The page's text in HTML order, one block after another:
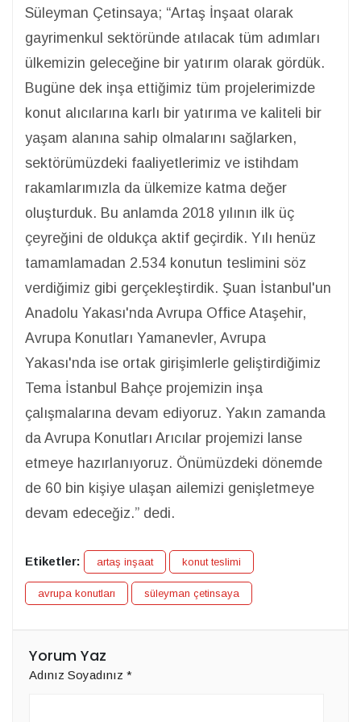
Süleyman Çetinsaya; “Artaş İnşaat olarak
gayrimenkul sektöründe atılacak tüm adımları
ülkemizin geleceğine bir yatırım olarak gördük.
Bugüne dek inşa ettiğimiz tüm projelerimizde
konut alıcılarına karlı bir yatırıma ve kaliteli bir
yaşam alanına sahip olmalarını sağlarken,
sektörümüzdeki faaliyetlerimiz ve istihdam
rakamlarımızla da ülkemize katma değer
oluşturduk. Bu anlamda 2018 yılının ilk üç
çeyreğini de oldukça aktif geçirdik. Yılı henüz
tamamlamadan 2.534 konutun teslimini söz
verdiğimiz gibi gerçekleştirdik. Şuan İstanbul'un
Anadolu Yakası'nda Avrupa Office Ataşehir,
Avrupa Konutları Yamanevler, Avrupa
Yakası'nda ise ortak girişimlerle geliştirdiğimiz
Tema İstanbul Bahçe projemizin inşa
çalışmalarına devam ediyoruz. Yakın zamanda
da Avrupa Konutları Arıcılar projemizi lanse
etmeye hazırlanıyoruz. Önümüzdeki dönemde
de 60 bin kişiye ulaşan ailemizi genişletmeye
devam edeceğiz.” dedi.
Etiketler: artaş inşaat konut teslimi
avrupa konutları süleyman çetinsaya
Yorum Yaz
Adınız Soyadınız *